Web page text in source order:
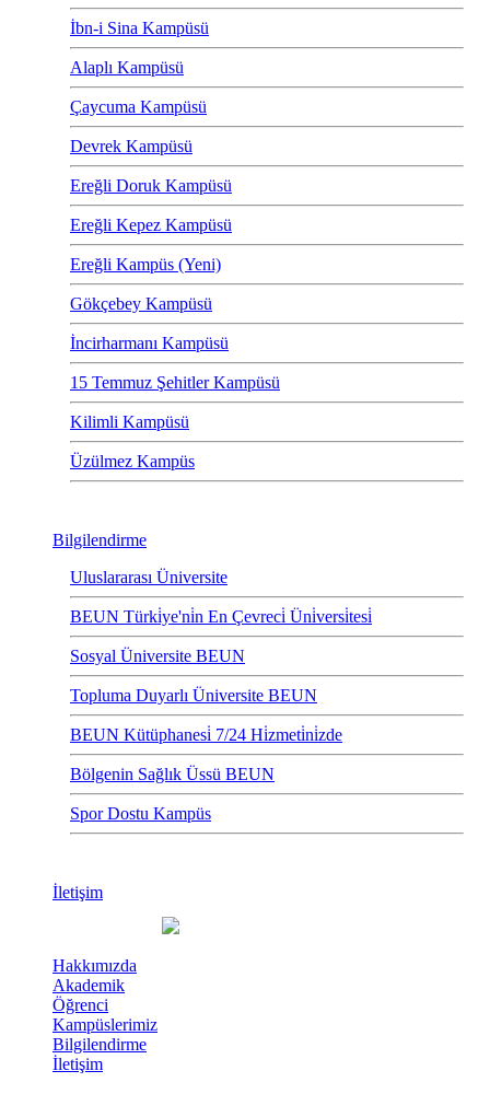
İbn-i Sina Kampüsü
Alaplı Kampüsü
Çaycuma Kampüsü
Devrek Kampüsü
Ereğli Doruk Kampüsü
Ereğli Kepez Kampüsü
Ereğli Kampüs (Yeni)
Gökçebey Kampüsü
İncirharmanı Kampüsü
15 Temmuz Şehitler Kampüsü
Kilimli Kampüsü
Üzülmez Kampüs
Bilgilendirme
Uluslararası Üniversite
BEUN Türki̇ye'ni̇n En Çevreci̇ Üni̇versi̇tesi̇
Sosyal Üniversite BEUN
Topluma Duyarlı Üniversite BEUN
BEUN Kütüphanesi̇ 7/24 Hi̇zmeti̇ni̇zde
Bölgenin Sağlık Üssü BEUN
Spor Dostu Kampüs
İletişim
Hakkımızda
Akademik
Öğrenci
Kampüslerimiz
Bilgilendirme
İletişim